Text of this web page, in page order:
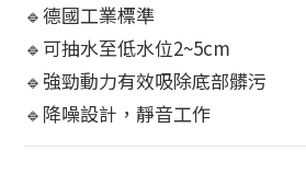
🔹德國工業標準
🔹可抽水至低水位2~5cm
🔹強勁動力有效吸除底部髒污
🔹降噪設計，靜音工作